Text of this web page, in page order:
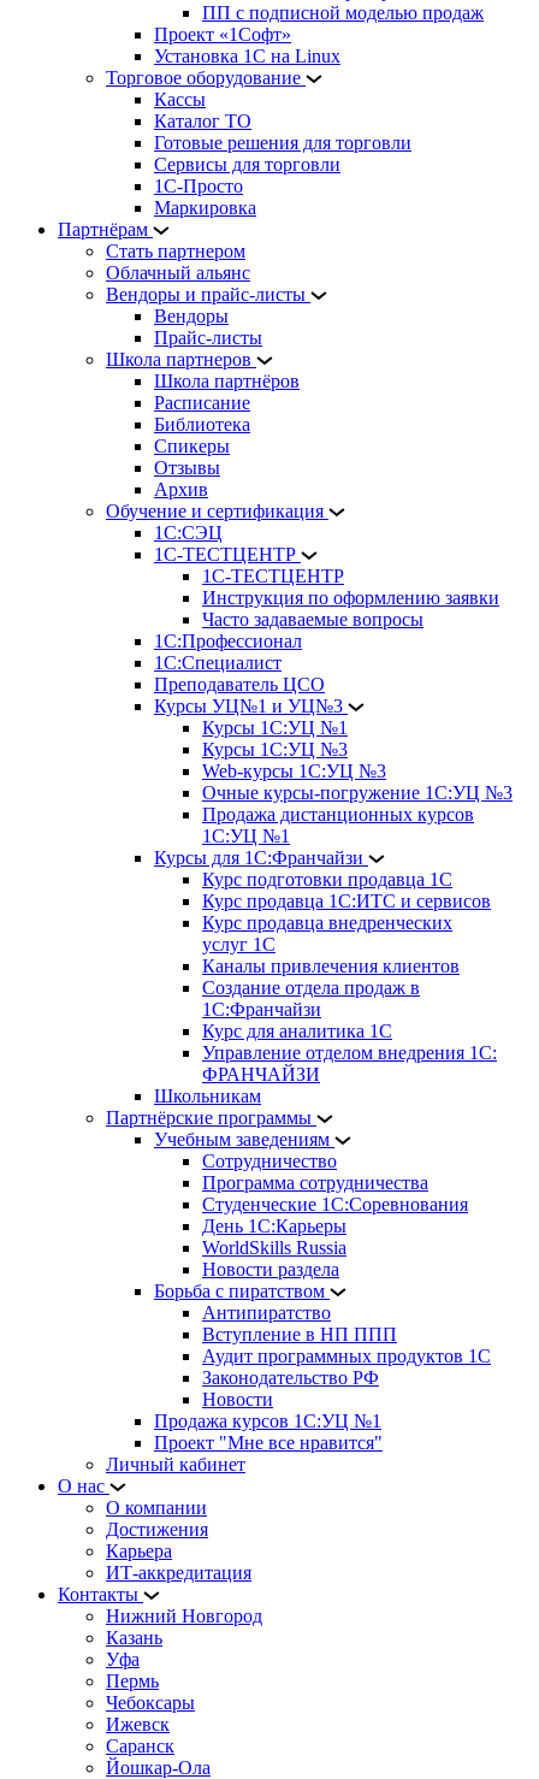
ПП с подписной моделью продаж
Проект «1Софт»
Установка 1С на Linux
Торговое оборудование
Кассы
Каталог ТО
Готовые решения для торговли
Сервисы для торговли
1С-Просто
Маркировка
Партнёрам
Стать партнером
Облачный альянс
Вендоры и прайс-листы
Вендоры
Прайс-листы
Школа партнеров
Школа партнёров
Расписание
Библиотека
Спикеры
Отзывы
Архив
Обучение и сертификация
1С:СЭЦ
1С-ТЕСТЦЕНТР
1С-ТЕСТЦЕНТР
Инструкция по оформлению заявки
Часто задаваемые вопросы
1С:Профессионал
1С:Специалист
Преподаватель ЦСО
Курсы УЦ№1 и УЦ№3
Курсы 1С:УЦ №1
Курсы 1С:УЦ №3
Web-курсы 1С:УЦ №3
Очные курсы-погружение 1С:УЦ №3
Продажа дистанционных курсов
1С:УЦ №1
Курсы для 1С:Франчайзи
Курс подготовки продавца 1С
Курс продавца 1С:ИТС и сервисов
Курс продавца внедренческих
услуг 1С
Каналы привлечения клиентов
Создание отдела продаж в
1С:Франчайзи
Курс для аналитика 1С
Управление отделом внедрения 1С:
ФРАНЧАЙЗИ
Школьникам
Партнёрские программы
Учебным заведениям
Сотрудничество
Программа сотрудничества
Студенческие 1С:Соревнования
День 1С:Карьеры
WorldSkills Russia
Новости раздела
Борьба с пиратством
Антипиратство
Вступление в НП ППП
Аудит программных продуктов 1С
Законодательство РФ
Новости
Продажа курсов 1С:УЦ №1
Проект "Мне все нравится"
Личный кабинет
О нас
О компании
Достижения
Карьера
ИТ-аккредитация
Контакты
Нижний Новгород
Казань
Уфа
Пермь
Чебоксары
Ижевск
Саранск
Йошкар-Ола